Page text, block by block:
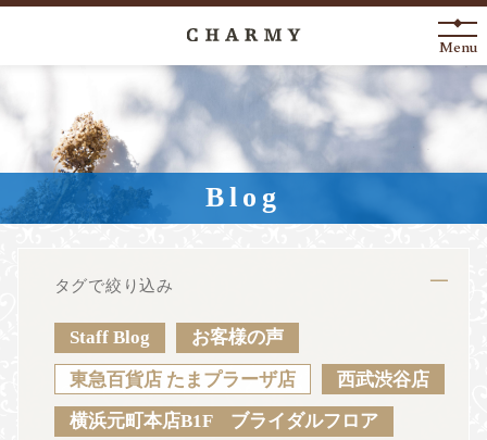
New Arrival
About
Engagement Ring
Anniversary
Menu
Blog
タグで絞り込み
Staff Blog お客様の声
東急百貨店 たまプラーザ店 西武渋谷店
横浜元町本店B1F ブライダルフロア